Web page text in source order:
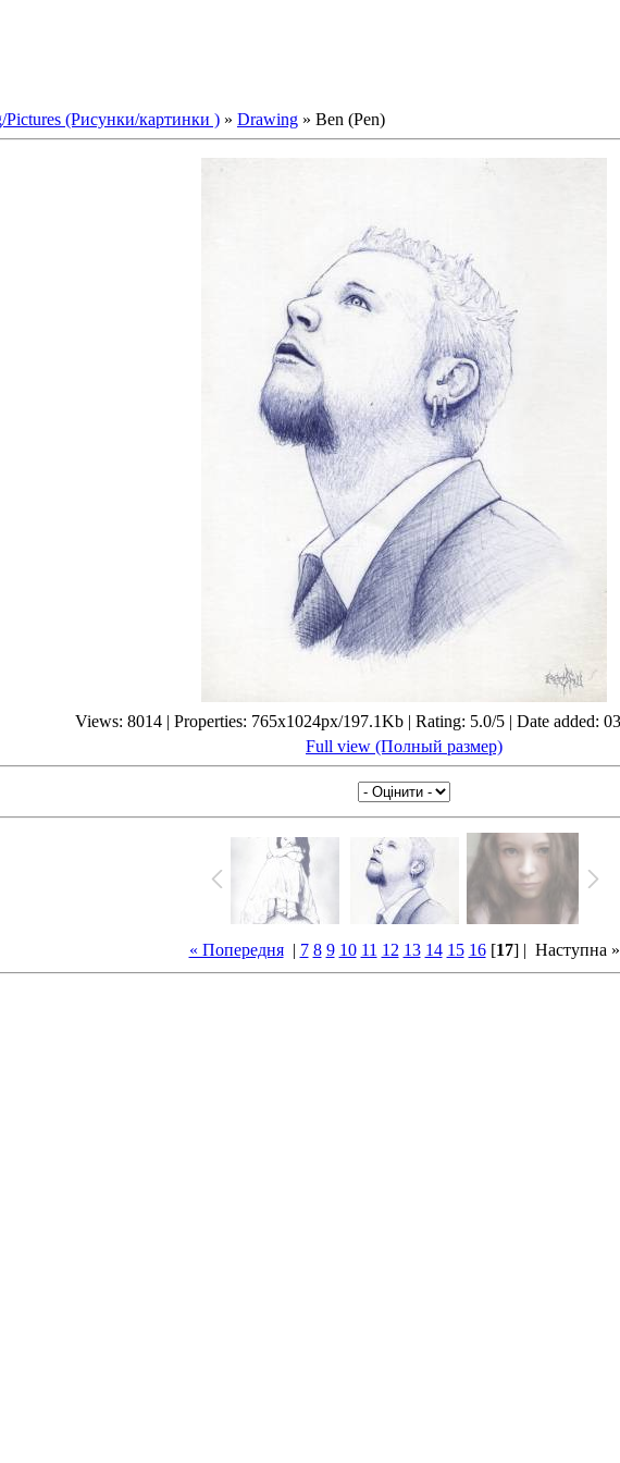
Pictures (Рисунки/картинки ) » Drawing » Ben (Pen)
Views: 8014 | Properties: 765x1024px/197.1Kb | Rating: 5.0/5 | Date added:
Full view (Полный размер)
« Попередня| 7 8 9 10 11 12 13 14 15 16[17] | Наступна »